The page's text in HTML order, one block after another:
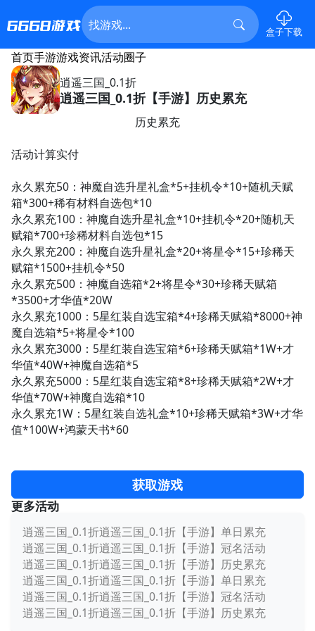
盒子下载
首页手游游戏资讯活动圈子
逍遥三国_0.1折
逍遥三国_0.1折【手游】历史累充
历史累充
活动计算实付
永久累充50：神魔自选升星礼盒*5+挂机令*10+随机天赋
箱*300+稀有材料自选包*10
永久累充100：神魔自选升星礼盒*10+挂机令*20+随机天
赋箱*700+珍稀材料自选包*15
永久累充200：神魔自选升星礼盒*20+将星令*15+珍稀天
赋箱*1500+挂机令*50
永久累充500：神魔自选箱*2+将星令*30+珍稀天赋箱
*3500+才华值*20W
永久累充1000：5星红装自选宝箱*4+珍稀天赋箱*8000+神
魔自选箱*5+将星令*100
永久累充3000：5星红装自选宝箱*6+珍稀天赋箱*1W+才
华值*40W+神魔自选箱*5
永久累充5000：5星红装自选宝箱*8+珍稀天赋箱*2W+才
华值*70W+神魔自选箱*10
永久累充1W：5星红装自选礼盒*10+珍稀天赋箱*3W+才华
值*100W+鸿蒙天书*60
获取游戏
更多活动
逍遥三国_0.1折逍遥三国_0.1折【手游】单日累充
逍遥三国_0.1折逍遥三国_0.1折【手游】冠名活动
逍遥三国_0.1折逍遥三国_0.1折【手游】历史累充
逍遥三国_0.1折逍遥三国_0.1折【手游】单日累充
逍遥三国_0.1折逍遥三国_0.1折【手游】冠名活动
逍遥三国_0.1折逍遥三国_0.1折【手游】历史累充